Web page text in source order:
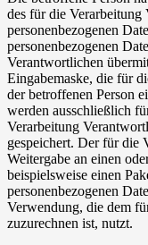
des für die
personenbezogenen
personenbezogenen
Verantwortlichen
Eingabemaske, die für
der betroffenen Person
werden ausschließlich
Verarbeitung
gespeichert. Der für die
Weitergabe an einen
beispielsweise einen
personenbezogenen
Verwendung, die dem
zuzurechnen ist, nutzt.